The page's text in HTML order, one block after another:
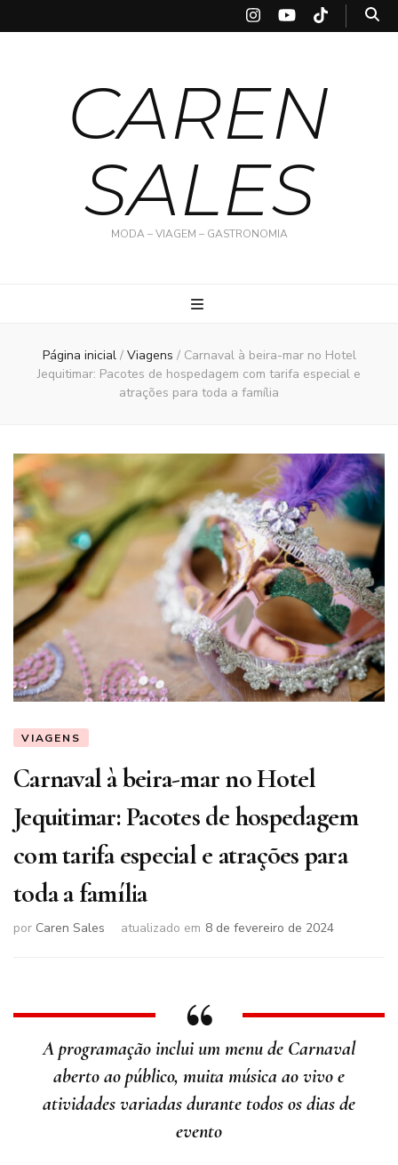
CAREN
SALES
MODA – VIAGEM – GASTRONOMIA
Página inicial / Viagens / Carnaval à beira-mar no Hotel
Jequitimar: Pacotes de hospedagem com tarifa especial e
atrações para toda a família
VIAGENS
Carnaval à beira-mar no Hotel
Jequitimar: Pacotes de hospedagem
com tarifa especial e atrações para
toda a família
por Caren Sales atualizado em 8 de fevereiro de 2024
A programação inclui um menu de Carnaval
aberto ao público, muita música ao vivo e
atividades variadas durante todos os dias de
evento